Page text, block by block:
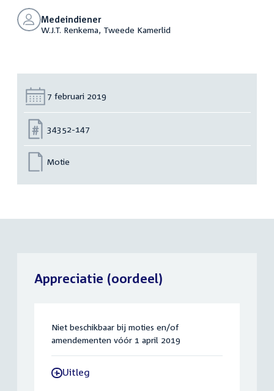
Medeindiener
W.J.T. Renkema, Tweede Kamerlid
Datum:
7 februari 2019
Nummer:
34352-147
Motie
Appreciatie (oordeel)
Niet beschikbaar bij moties en/of
amendementen vóór 1 april 2019
-Uitleg